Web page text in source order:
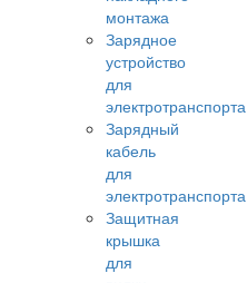
монтажа
Зарядное
устройство
для
электротранспорта
Зарядный
кабель
для
электротранспорта
Защитная
крышка
для